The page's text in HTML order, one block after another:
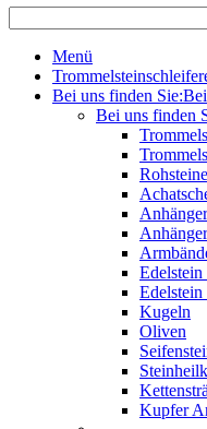
Menü
Bei uns finden Sie:
Bei uns finden
Edelstein
Kugeln
Oliven
Kupfer